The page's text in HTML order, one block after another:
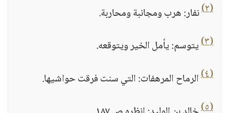
(٢)
نفار: هرب ومجانبة ومحاربة.
(٣)
يتوسم: يأمل الخير ويتوقعه.
(٤)
الرماح المرهفات: التي سنت فرقت حواشيها.
(٥)